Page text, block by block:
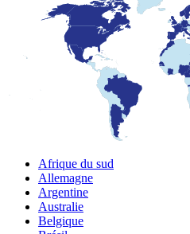
Afrique du sud
Allemagne
Argentine
Australie
Belgique